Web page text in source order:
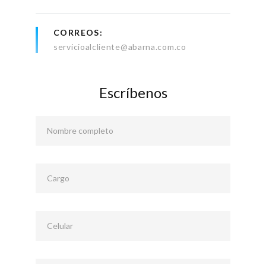
CORREOS
servicioalcliente@abarna.com.co
Escríbenos
Nombre completo
Cargo
Celular